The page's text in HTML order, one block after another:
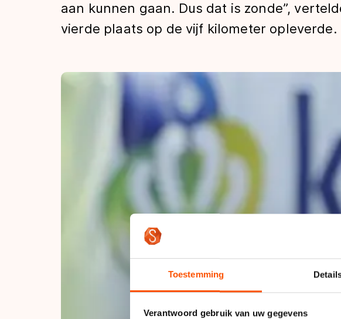
Toestemming
Verantwoord gebruik van uw gegevens
De weg op
Olympische Spelen
aan kunnen gaan. Dus dat is zonde”,
vierde plaats op de vijf kilometer opleverde.